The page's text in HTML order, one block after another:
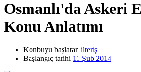
Osmanlı'da Askeri
Konu Anlatımı
Konbuyu başlatan ilteriş
Başlangıç tarihi 11 Şub 2014